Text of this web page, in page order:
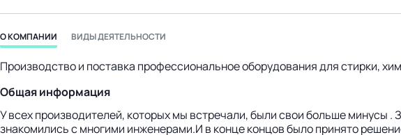
бизнес-центр
О КОМПАНИИ ВИДЫ ДЕЯТЕЛЬНОСТИ
Производство и поставка профессиональное оборудования для стирки,
Общая информация
У всех производителей, которых мы встречали, были свои больше минусы
знакомились с многими инженерами.И в конце концов было принято